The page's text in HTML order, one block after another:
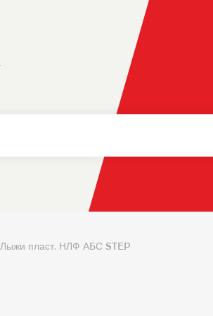
Лыжи пласт. НЛФ АБС STEP